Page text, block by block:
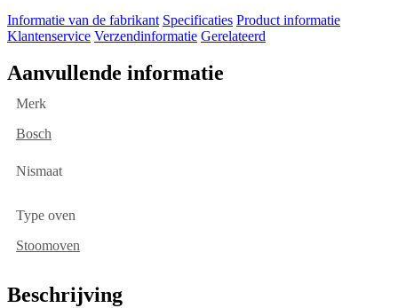
Informatie van de fabrikant Specificaties Product informatie
Klantenservice Verzendinformatie Gerelateerd
Aanvullende informatie
Merk
Bosch
Nismaat
Type oven
Stoomoven
Beschrijving